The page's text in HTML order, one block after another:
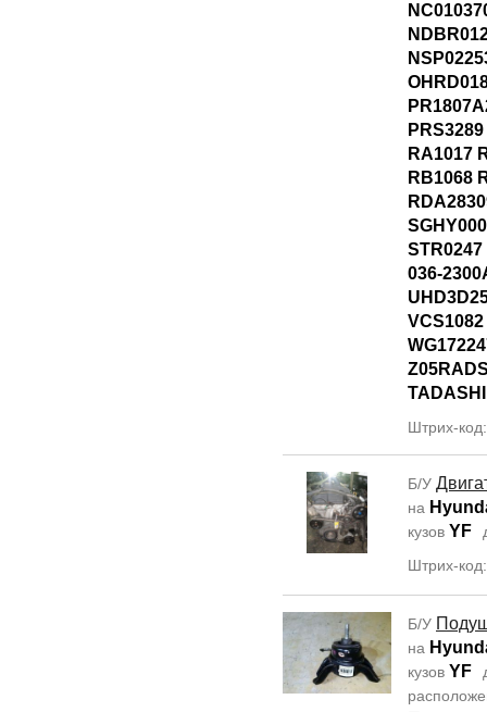
RA1017
RB1068
STR0247
036-
TADASHI
Штрих-
Б/У
на
кузов YF
Штрих-
Б/У
на
кузов YF